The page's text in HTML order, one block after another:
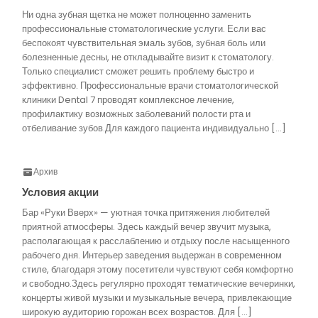
Ни одна зубная щетка не может полноценно заменить
профессиональные стоматологические услуги. Если вас
беспокоят чувствительная эмаль зубов, зубная боль или
болезненные десны, не откладывайте визит к стоматологу.
Только специалист сможет решить проблему быстро и
эффективно. Профессиональные врачи стоматологической
клиники Dental 7 проводят комплексное лечение,
профилактику возможных заболеваний полости рта и
отбеливание зубов.Для каждого пациента индивидуально […]
Архив
Условия акции
Бар «Руки Вверх» — уютная точка притяжения любителей
приятной атмосферы. Здесь каждый вечер звучит музыка,
располагающая к расслаблению и отдыху после насыщенного
рабочего дня. Интерьер заведения выдержан в современном
стиле, благодаря этому посетители чувствуют себя комфортно
и свободно.Здесь регулярно проходят тематические вечеринки,
концерты живой музыки и музыкальные вечера, привлекающие
широкую аудиторию горожан всех возрастов. Для […]